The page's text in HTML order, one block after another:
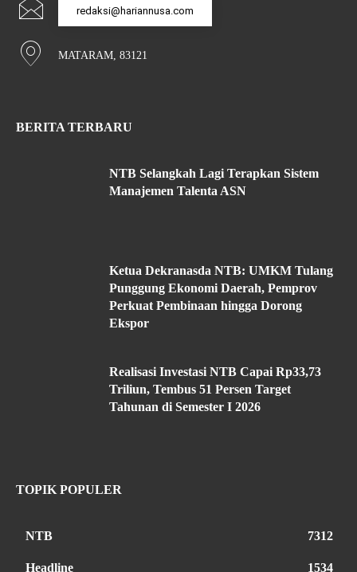
redaksi@hariannusa.com
MATARAM, 83121
BERITA TERBARU
NTB Selangkah Lagi Terapkan Sistem
Manajemen Talenta ASN
Ketua Dekranasda NTB: UMKM Tulang
Punggung Ekonomi Daerah, Pemprov
Perkuat Pembinaan hingga Dorong
Ekspor
Realisasi Investasi NTB Capai Rp33,73
Triliun, Tembus 51 Persen Target
Tahunan di Semester I 2026
TOPIK POPULER
NTB 7312
Headline 1534